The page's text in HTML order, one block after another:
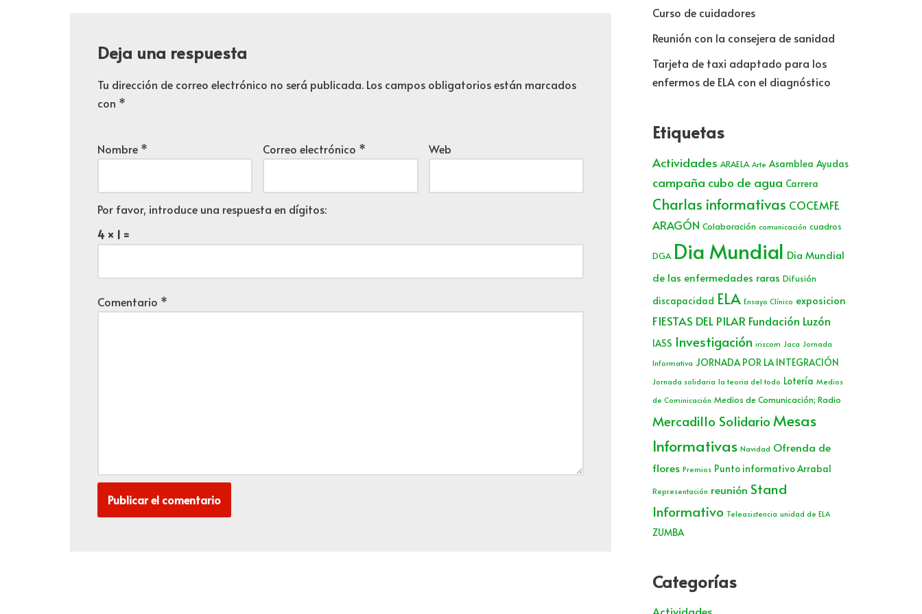
Deja una respuesta
Tu dirección de correo electrónico no será publicada. Los campos obligatorios están marcados
con *
Nombre * Correo electrónico * Web
Por favor, introduce una respuesta en dígitos:
4 × 1 =
Comentario *
Curso de cuidadores
Reunión con la consejera de sanidad
Tarjeta de taxi adaptado para los
enfermos de ELA con el diagnóstico
Etiquetas
Actividades ARAELA Arte Asamblea Ayudas
campaña cubo de agua Carrera
Charlas informativas COCEMFE
ARAGÓN Colaboración comunicación cuadros
DGA Dia Mundial Dia Mundial
de las enfermedades raras Difusión
discapacidad ELA Ensayo Clínico exposicion
FIESTAS DEL PILAR Fundación Luzón
IASS Investigación iriscom Jaca Jornada
Informativa JORNADA POR LA INTEGRACIÓN
Jornada solidaria la teoria del todo Lotería Medios
de Cominicación Medios de Comunicación; Radio
Mercadillo SolidarioMesas
Informativas Navidad Ofrenda de
flores Premios Punto informativo Arrabal
Representación reunión Stand
Informativo Teleasistencia unidad de ELA
ZUMBA
Categorías